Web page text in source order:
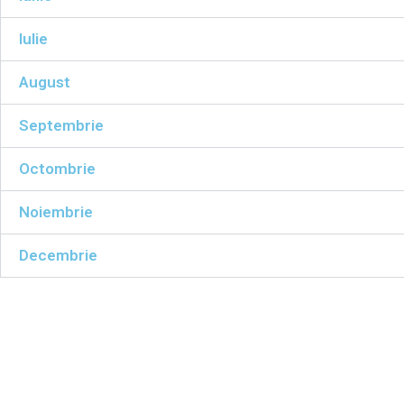
Iulie
August
Septembrie
Octombrie
Noiembrie
Decembrie